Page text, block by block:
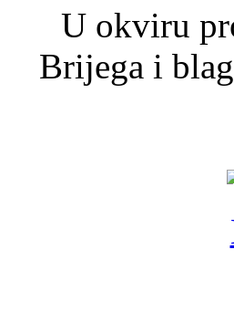
U okviru
Brijega i